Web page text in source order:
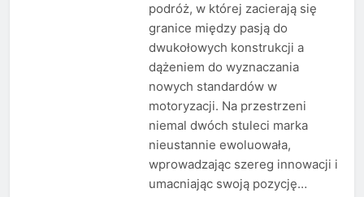
podróż, w której zacierają się
granice między pasją do
dwukołowych konstrukcji a
dążeniem do wyznaczania
nowych standardów w
motoryzacji. Na przestrzeni
niemal dwóch stuleci marka
nieustannie ewoluowała,
wprowadzając szereg innowacji i
umacniając swoją pozycję…